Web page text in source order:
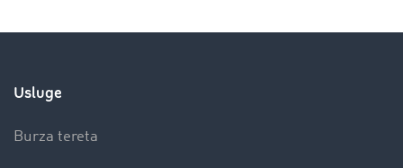
Usluge
Burza tereta